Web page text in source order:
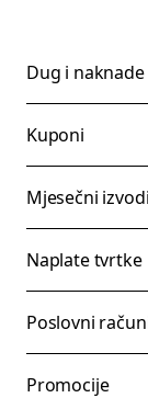
Dug i naknade
Kuponi
Mjesečni
Naplate tvrtke
Poslovni
Promocije